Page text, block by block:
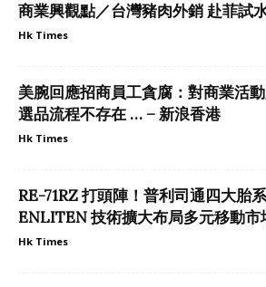
商業興觀點／台灣豬肉外銷 赴菲試
Hk Times
美腕回應招商員工貪腐：對商業活
選品流程不存在 … – 新浪香港
Hk Times
RE-71RZ 打頭陣！普利司通四大胎
ENLITEN 技術擴大布局多元移動市
Hk Times